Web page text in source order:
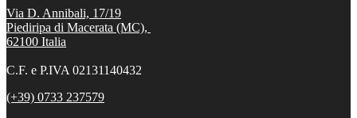
Via D. Annibali, 17/19
Piediripa di Macerata (MC),
62100 Italia
C.F. e P.IVA 02131140432
(+39) 0733 237579